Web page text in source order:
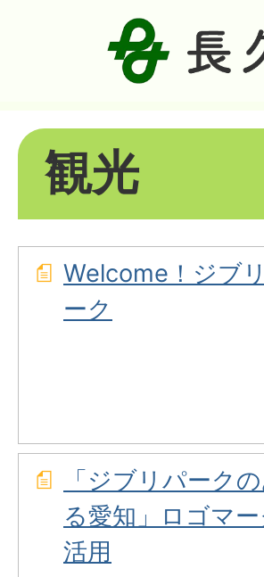
観光
Welcome！ジブ
ーク
「ジブリパーク
る愛知」ロゴマー
活用